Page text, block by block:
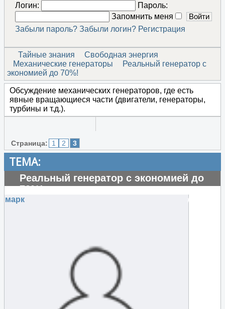
Логин:
Пароль:
Запомнить меня
Забыли пароль? Забыли логин? Регистрация
Тайные знания
Свободная энергия
Механические генераторы
Реальный генератор с
экономией до 70%!
Обсуждение механических генераторов, где есть
явные вращающиеся части (двигатели, генераторы,
турбины и т.д.).
Страница: 1 2 3
ТЕМА:
Реальный генератор с экономией до
70%!
#131251
марк